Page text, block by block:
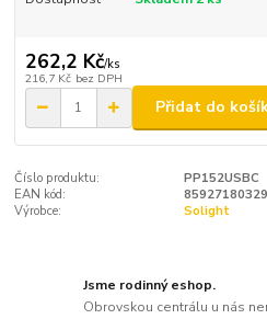
262,2 Kč/ks
216,7 Kč bez DPH
Přidat do
Číslo produktu:
PP152USBC
EAN kód:
Výrobce:
Solight
Jsme rodinný eshop.
Obrovskou centrálu u nás